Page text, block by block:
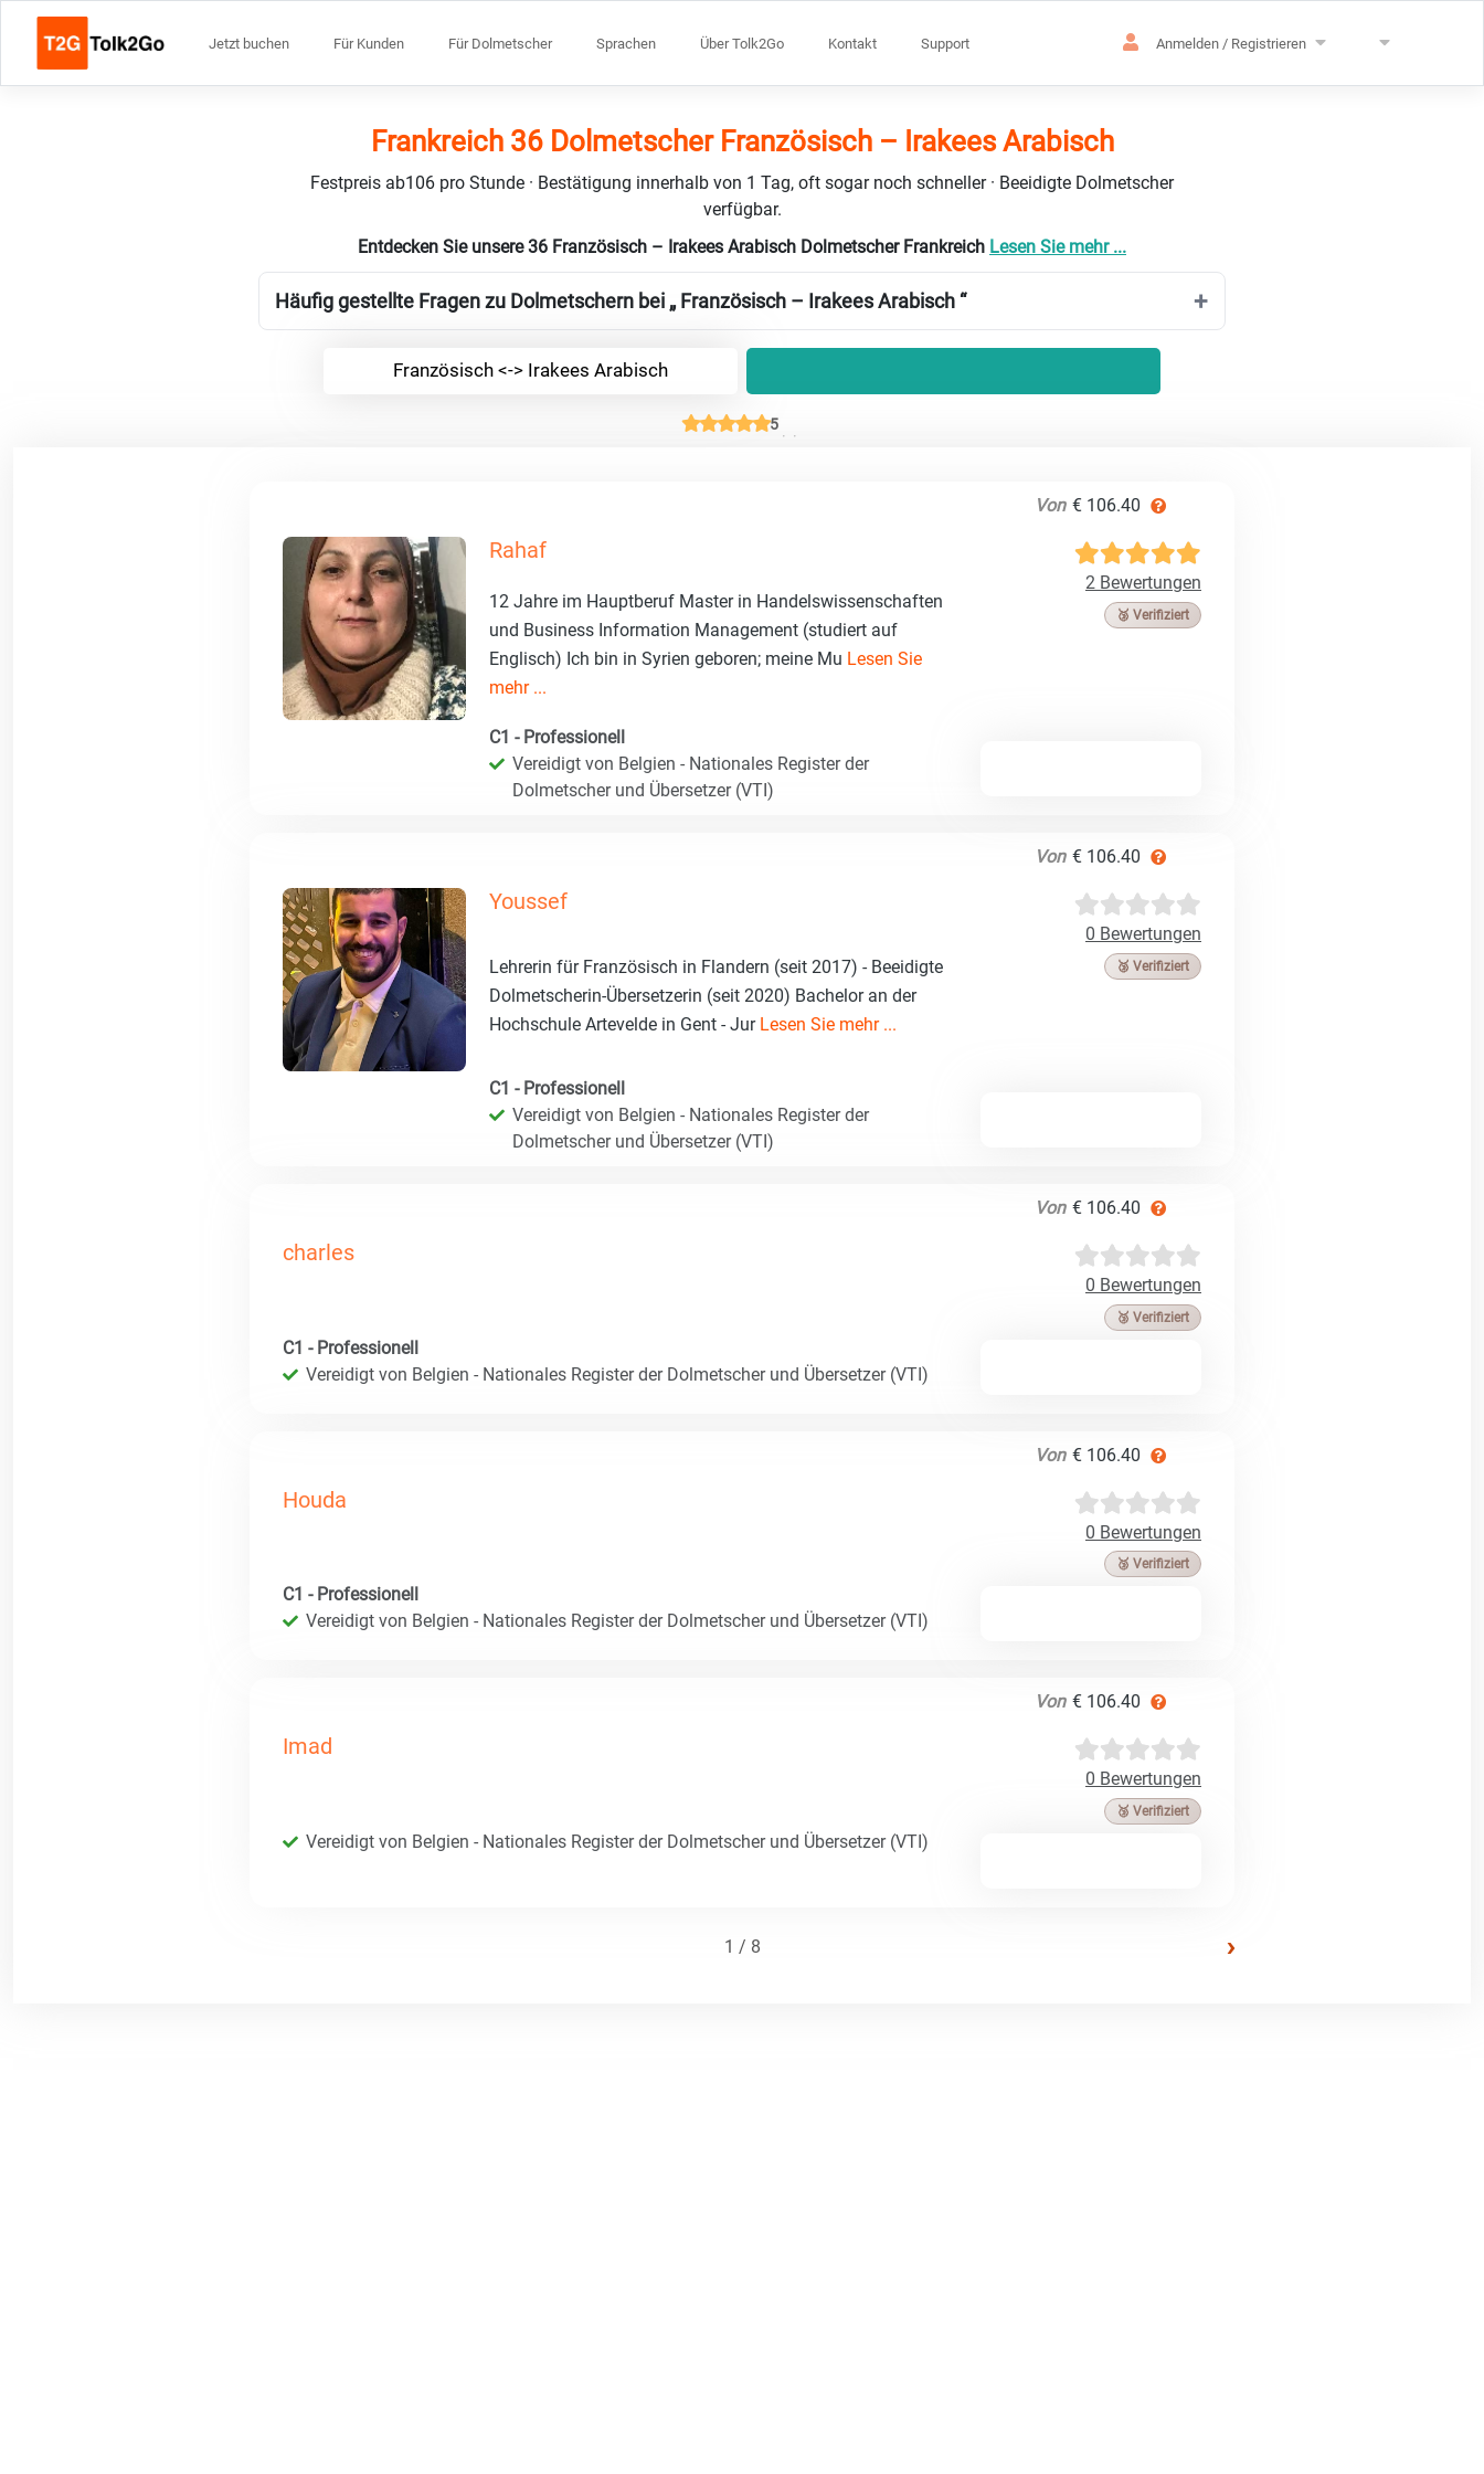
Jetzt buchen Für Kunden Für Dolmetscher Sprachen Über Tolk2Go Kontakt Support Anmelden / Registrieren
Frankreich 36 Dolmetscher Französisch – Irakees Arabisch
Festpreis ab106 pro Stunde · Bestätigung innerhalb von 1 Tag, oft sogar noch schneller · Beeidigte Dolmetscher
verfügbar.
Entdecken Sie unsere 36 Französisch – Irakees Arabisch Dolmetscher Frankreich Lesen Sie mehr ...
Häufig gestellte Fragen zu Dolmetschern bei „ Französisch – Irakees Arabisch “
Französisch <-> Irakees Arabisch
5
Von € 106.40
Rahaf
2 Bewertungen
🥉 Verifiziert
12 Jahre im Hauptberuf Master in Handelswissenschaften
und Business Information Management (studiert auf
Englisch) Ich bin in Syrien geboren; meine Mu Lesen Sie
mehr ...
C1 - Professionell
Vereidigt von Belgien - Nationales Register der
Dolmetscher und Übersetzer (VTI)
Von € 106.40
Youssef
0 Bewertungen
🥉 Verifiziert
Lehrerin für Französisch in Flandern (seit 2017) - Beeidigte
Dolmetscherin-Übersetzerin (seit 2020) Bachelor an der
Hochschule Artevelde in Gent - Jur Lesen Sie mehr ...
C1 - Professionell
Vereidigt von Belgien - Nationales Register der
Dolmetscher und Übersetzer (VTI)
Von € 106.40
charles
0 Bewertungen
🥉 Verifiziert
C1 - Professionell
Vereidigt von Belgien - Nationales Register der Dolmetscher und Übersetzer (VTI)
Von € 106.40
Houda
0 Bewertungen
🥉 Verifiziert
C1 - Professionell
Vereidigt von Belgien - Nationales Register der Dolmetscher und Übersetzer (VTI)
Von € 106.40
Imad
0 Bewertungen
🥉 Verifiziert
Vereidigt von Belgien - Nationales Register der Dolmetscher und Übersetzer (VTI)
1 / 8 ›